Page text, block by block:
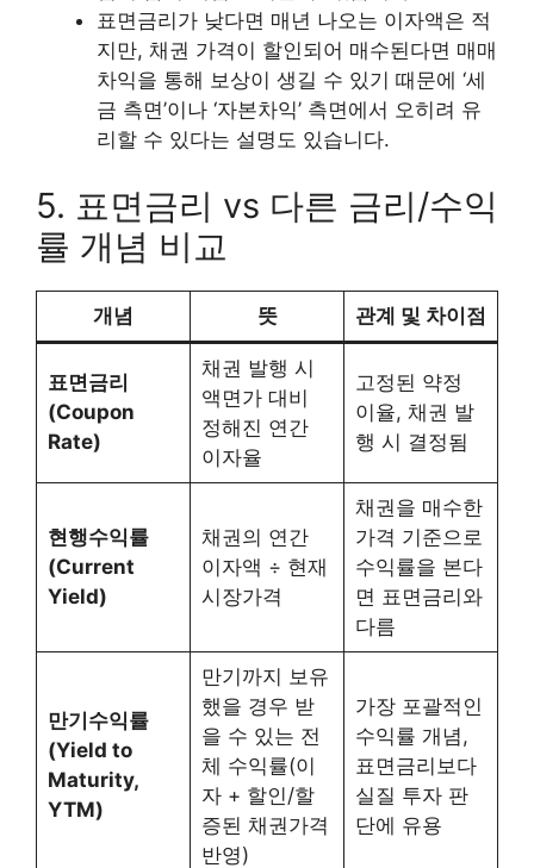
표면금리가 낮다면 매년 나오는 이자액은 적
지만, 채권 가격이 할인되어 매수된다면 매매
차익을 통해 보상이 생길 수 있기 때문에 ‘세
금 측면’이나 ‘자본차익’ 측면에서 오히려 유
리할 수 있다는 설명도 있습니다.
5. 표면금리 vs 다른 금리/수익
률 개념 비교
개념 뜻 관계 및 차이점
표면금리
(Coupon
Rate)
채권 발행 시
액면가 대비
정해진 연간
이자율
고정된 약정
이율, 채권 발
행 시 결정됨
현행수익률
(Current
Yield)
채권의 연간
이자액 ÷ 현재
시장가격
채권을 매수한
가격 기준으로
수익률을 본다
면 표면금리와
다름
만기수익률
(Yield to
Maturity,
YTM)
만기까지 보유
했을 경우 받
을 수 있는 전
체 수익률(이
자 + 할인/할
증된 채권가격
반영)
가장 포괄적인
수익률 개념,
표면금리보다
실질 투자 판
단에 유용